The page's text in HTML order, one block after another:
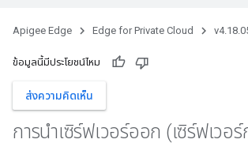
Apigee Edge Edge for Private Cloud
ข้อมูลนี้มีประโยชน์ไหม
ส่งความคิดเห็น
การนําเซิร์ฟเวอร์ออก (เซิร์ฟเวอ